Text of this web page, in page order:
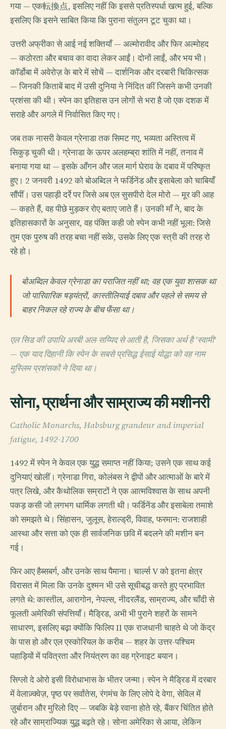
गया — एक転換点, इसलिए नहीं कि इससे प्रतिस्पर्धा खत्म हुई, बल्कि
इसलिए कि इसने साबित किया कि पुराना संतुलन टूट चुका था।
उत्तरी अफ्रीका से आई नई शक्तियाँ — अल्मोरावीद और फिर अल्मोहद
— कठोरता और बचाव का वादा लेकर आईं। दोनों लाईं, और भय भी।
कॉर्डोबा में अवेरोज़ के बारे में सोचें — दार्शनिक और दरबारी चिकित्सक
— जिनकी किताबें बाद में उसी दुनिया ने निंदित कीं जिसने कभी उनकी
प्रशंसा की थी। स्पेन का इतिहास उन लोगों से भरा है जो एक दशक में
सराहे और अगले में निर्वासित किए गए।
जब तक नासरी केवल ग्रेनाडा तक सिमट गए, भव्यता अस्तित्व में
सिकुड़ चुकी थी। ग्रेनाडा के ऊपर अलहम्ब्रा शांति में नहीं, तनाव में
बनाया गया था — इसके आँगन और जल मार्ग घेराव के दबाव में परिष्कृत
हुए। 2 जनवरी 1492 को बोअब्दिल ने फर्डिनेंड और इसाबेला को चाबियाँ
सौंपीं। उस पहाड़ी दर्रे पर जिसे अब एल सुसपीरो देल मोरो — मूर की आह
— कहते हैं, वह पीछे मुड़कर रोए बताए जाते हैं। उनकी माँ ने, बाद के
इतिहासकारों के अनुसार, वह पंक्ति कही जो स्पेन कभी नहीं भूला: जिसे
तुम एक पुरुष की तरह बचा नहीं सके, उसके लिए एक स्त्री की तरह रो
रहे हो।
बोअब्दिल केवल ग्रेनाडा का पराजित नहीं था; वह एक युवा शासक था
जो पारिवारिक षड्यंत्रों, कास्तीलियाई दबाव और पहले से समय से
बाहर निकल रहे राज्य के बीच फँसा था।
एल सिड की उपाधि अरबी अल-सय्यिद से आती है, जिसका अर्थ है 'स्वामी'
— एक याद दिहानी कि स्पेन के सबसे प्रसिद्ध ईसाई योद्धा को वह नाम
मुस्लिम प्रशंसकों ने दिया था।
सोना, प्रार्थना और साम्राज्य की मशीनरी
Catholic Monarchs, Habsburg grandeur and imperial
fatigue, 1492-1700
1492 में स्पेन ने केवल एक युद्ध समाप्त नहीं किया; उसने एक साथ कई
दुनियाएं खोलीं। ग्रेनाडा गिरा, कोलंबस ने द्वीपों और आत्माओं के बारे में
पत्र लिखे, और कैथोलिक सम्राटों ने एक आत्मविश्वास के साथ अपनी
पकड़ कसी जो लगभग धार्मिक लगती थी। फर्डिनेंड और इसाबेला तमाशे
को समझते थे। सिंहासन, जुलूस, हेराल्ड्री, विवाह, फरमान: राजशाही
आस्था और सत्ता को एक ही सार्वजनिक छवि में बदलने की मशीन बन
गई।
फिर आए हैब्सबर्ग, और उनके साथ पैमाना। चार्ल्स V को इतना क्षेत्र
विरासत में मिला कि उनके दुश्मन भी उसे सूचीबद्ध करते हुए प्रभावित
लगते थे: कास्तील, आरागोन, नेपल्स, नीदरलैंड, साम्राज्य, और चाँदी से
फूलती अमेरिकी संपत्तियाँ। मैड्रिड, अभी भी पुराने शहरों के सामने
साधारण, इसलिए बढ़ा क्योंकि फिलिप II एक राजधानी चाहते थे जो केंद्र
के पास हो और एल एस्कोरियल के करीब — शहर के उत्तर-पश्चिम
पहाड़ियों में पवित्रता और नियंत्रण का वह ग्रेनाइट बयान।
सिग्लो दे ओरो इसी विरोधाभास के भीतर जन्मा। स्पेन ने मैड्रिड में दरबार
में वेलाज़्क्वेज़, पृष्ठ पर सर्वांतेस, रंगमंच के लिए लोपे दे वेगा, सेविल में
ज़ुर्बारान और मुरिलो दिए — जबकि बेड़े रवाना होते रहे, बैंकर चिंतित होते
रहे और साम्राज्यिक युद्ध बढ़ते रहे। सोना अमेरिका से आया, लेकिन